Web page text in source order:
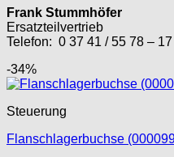
Frank Stummhöfer
Ersatzteilvertrieb
Telefon: 0 37 41 / 55 78 – 17
-34%
Steuerung
Flanschlagerbuchse